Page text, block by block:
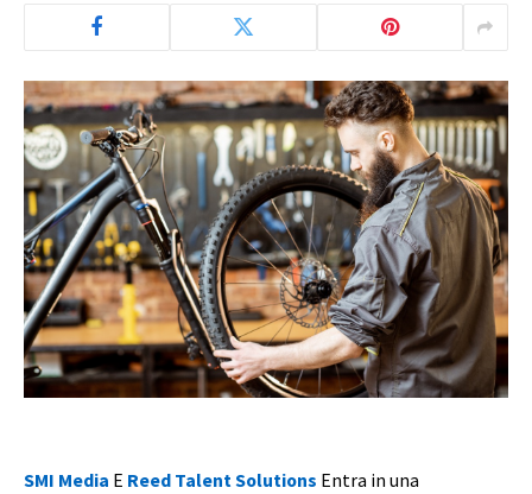
SMI Media E Reed Talent Solutions Entra in una